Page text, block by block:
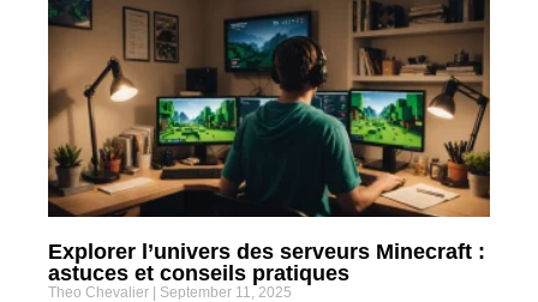
Explorer l’univers des serveurs Minecraft :
astuces et conseils pratiques
Theo Chevalier September 11, 2025